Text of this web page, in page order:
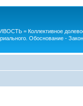
= Коллективное
Обоснование -